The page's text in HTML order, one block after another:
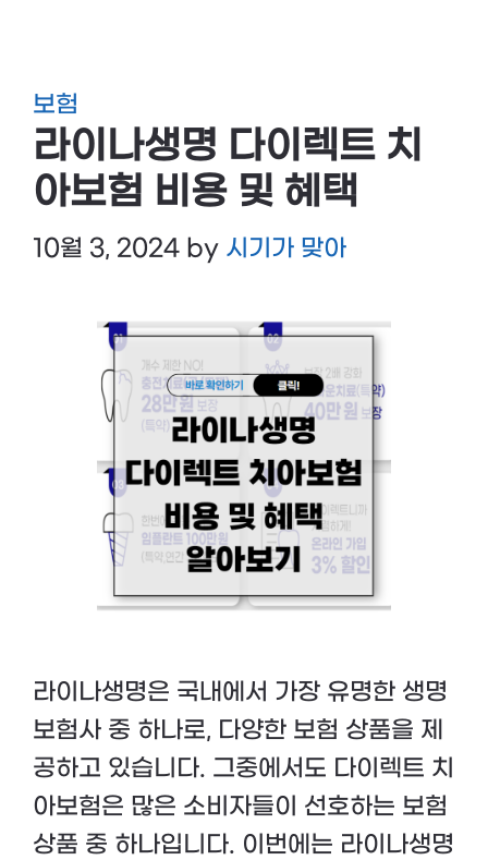
보험
라이나생명 다이렉트 치
아보험 비용 및 혜택
10월 3, 2024 by 시기가 맞아
라이나생명은 국내에서 가장 유명한 생명
보험사 중 하나로, 다양한 보험 상품을 제
공하고 있습니다. 그중에서도 다이렉트 치
아보험은 많은 소비자들이 선호하는 보험
상품 중 하나입니다. 이번에는 라이나생명